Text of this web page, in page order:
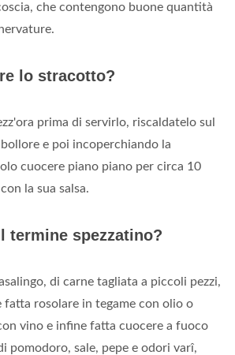
che contengono buone quantità
lo stracotto?
prima di servirlo, riscaldatelo sul
e poi incoperchiando la
cuocere piano piano per circa 10
la sua salsa.
termine spezzatino?
di carne tagliata a piccoli pezzi,
rosolare in tegame con olio o
vino e infine fatta cuocere a fuoco
pomodoro, sale, pepe e odori varî,